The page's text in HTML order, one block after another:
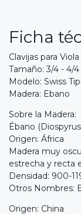
Ficha
Clavijas para Viola
Tamaño: 3/4 - 4/4
Modelo: Swiss
Madera: Ebano
Sobre la Madera:
Ébano
Origen: África
Madera muy
estrecha y recta
Densidad: 900-
Otros Nombres:
Origen: China